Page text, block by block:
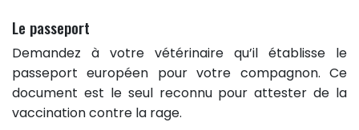
Le passeport
Demandez à votre vétérinaire qu’il établisse le
passeport européen pour votre compagnon. Ce
document est le seul reconnu pour attester de la
vaccination contre la rage.